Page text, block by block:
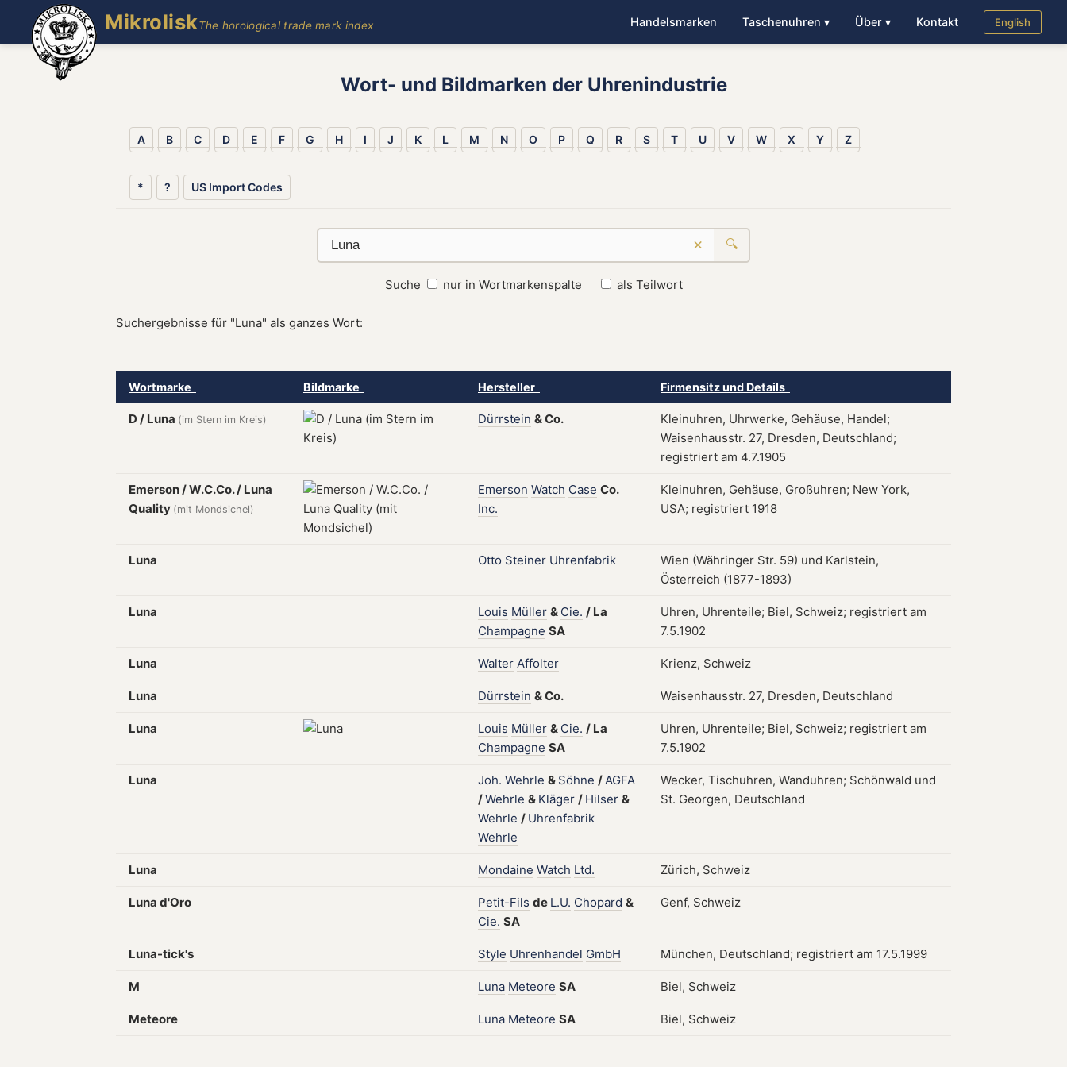
MikroliskThe horological trade mark index Handelsmarken Taschenuhren ▾ Über ▾ Kontakt English
Wort- und Bildmarken der Uhrenindustrie
A B C D E F G H I J K L M N O P Q R S T U V W X Y Z
* ? US Import Codes
× 🔍
Suche nur in Wortmarkenspalte als Teilwort
Suchergebnisse für "Luna" als ganzes Wort:
Wortmarke Bildmarke Hersteller Firmensitz und Details
D / Luna (im Stern im Kreis) Dürrstein &Co.
Kleinuhren, Uhrwerke, Gehäuse, Handel;
Waisenhausstr. 27, Dresden, Deutschland;
registriert am 4.7.1905
Emerson / W.C.Co. / Luna
Quality (mit Mondsichel)
Emerson Watch Case Co.
Inc.
Kleinuhren, Gehäuse, Großuhren; New York,
USA; registriert 1918
Luna Otto Steiner Uhrenfabrik
Wien (Währinger Str. 59) und Karlstein,
Österreich (1877-1893)
Luna Louis Müller & Cie. / La
Champagne SA
Uhren, Uhrenteile; Biel, Schweiz; registriert am
7.5.1902
Luna Walter Affolter Krienz, Schweiz
Luna Dürrstein &Co. Waisenhausstr. 27, Dresden, Deutschland
Luna Louis Müller & Cie. / La
Champagne SA
Uhren, Uhrenteile; Biel, Schweiz; registriert am
7.5.1902
Luna Joh. Wehrle & Söhne /AGFA
/Wehrle & Kläger / Hilser &
Wehrle / Uhrenfabrik
Wehrle
Wecker, Tischuhren, Wanduhren; Schönwald und
St. Georgen, Deutschland
Luna Mondaine Watch Ltd. Zürich, Schweiz
Luna d'Oro Petit-Fils de L.U. Chopard &
Cie. SA
Genf, Schweiz
Luna-tick's Style Uhrenhandel GmbH München, Deutschland; registriert am 17.5.1999
M Luna Meteore SA Biel, Schweiz
Meteore Luna Meteore SA Biel, Schweiz